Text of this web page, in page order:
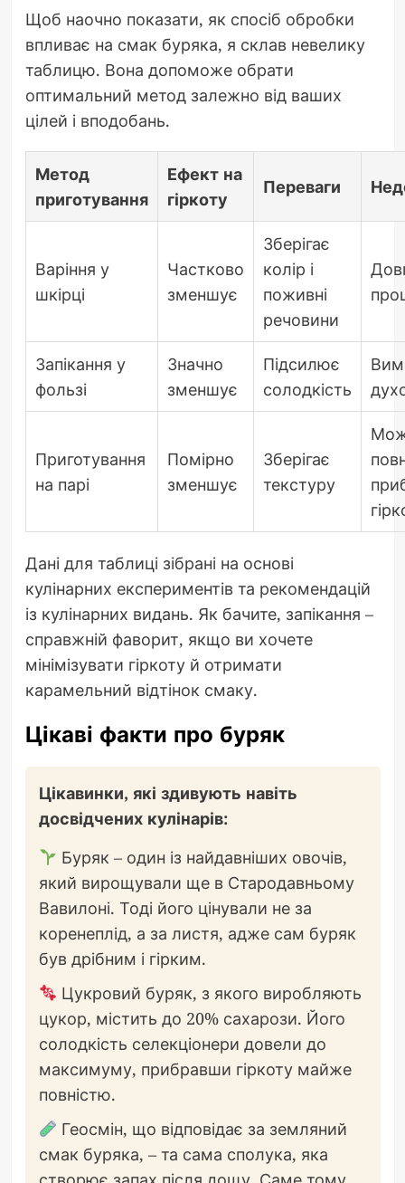
Щоб наочно показати, як спосіб обробки
впливає на смак буряка, я склав невелику
таблицю. Вона допоможе обрати
оптимальний метод залежно від ваших
цілей і вподобань.
Метод
приготування
Ефект на
гіркоту
Переваги
Варіння у
шкірці
Частково
зменшує
Зберігає
колір і
поживні
речовини
Запікання у
фользі
Значно
зменшує
Підсилює
солодкість
Приготування
на парі
Помірно
зменшує
Зберігає
текстуру
Дані для таблиці зібрані на основі
кулінарних експериментів та рекомендацій
із кулінарних видань. Як бачите, запікання –
справжній фаворит, якщо ви хочете
мінімізувати гіркоту й отримати
карамельний відтінок смаку.
Цікаві факти про буряк
Цікавинки, які здивують навіть
досвідчених кулінарів:
Буряк – один із найдавніших овочів,
який вирощували ще в Стародавньому
Вавилоні. Тоді його цінували не за
коренеплід, а за листя, адже сам буряк
був дрібним і гірким.
Цукровий буряк, з якого виробляють
цукор, містить до 20% сахарози. Його
солодкість селекціонери довели до
максимуму, прибравши гіркоту майже
повністю.
Геосмін, що відповідає за земляний
смак буряка, – та сама сполука, яка